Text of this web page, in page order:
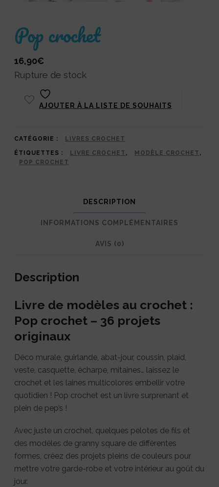
Pop crochet
16,90€
Rupture de stock
AJOUTER À LA LISTE DE SOUHAITS
CATÉGORIE : LIVRES CROCHET
ÉTIQUETTES : LIVRE CROCHET , MODÈLE CROCHET ,
POP CROCHET
DESCRIPTION
INFORMATIONS COMPLÉMENTAIRES
AVIS (0)
Description
Livre de modèles au crochet :
Pop crochet – 36 projets
originaux
Déco murale, guirlande, abat-jour, coussin, plaid,
veste, casquette, écharpe, mitaines… laissez le
crochet et les laines multicolores embellir votre
quotidien ! Pop crochet est un livre surprenant et
plein de pep’s !
Avec juste un crochet, quelques pelotes de fils et
des modèles de granny square de différentes
formes, créez des projets pleins de couleurs pour
mettre votre garde-robe et votre intérieur au goût du
jour.